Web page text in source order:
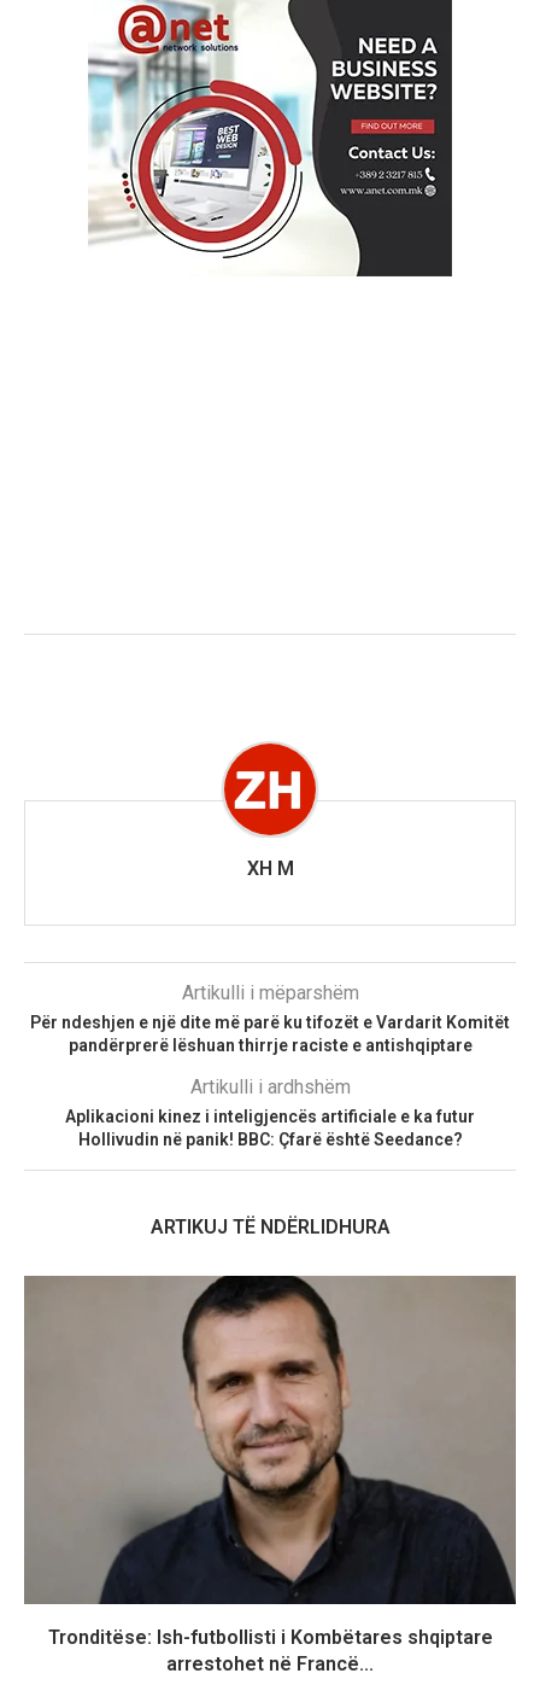
XH M
Artikulli i mëparshëm
Për ndeshjen e një dite më parë ku tifozët e Vardarit Komitët
pandërprerë lëshuan thirrje raciste e antishqiptare
Artikulli i ardhshëm
Aplikacioni kinez i inteligjencës artificiale e ka futur
Hollivudin në panik! BBC: Çfarë është Seedance?
ARTIKUJ TË NDËRLIDHURA
Tronditëse: Ish-futbollisti i Kombëtares shqiptare
arrestohet në Francë...